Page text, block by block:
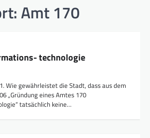
Amt 170
technologie
Wie gewährleistet die Stadt, dass aus dem
„Gründung eines Amtes 170
tatsächlich keine…